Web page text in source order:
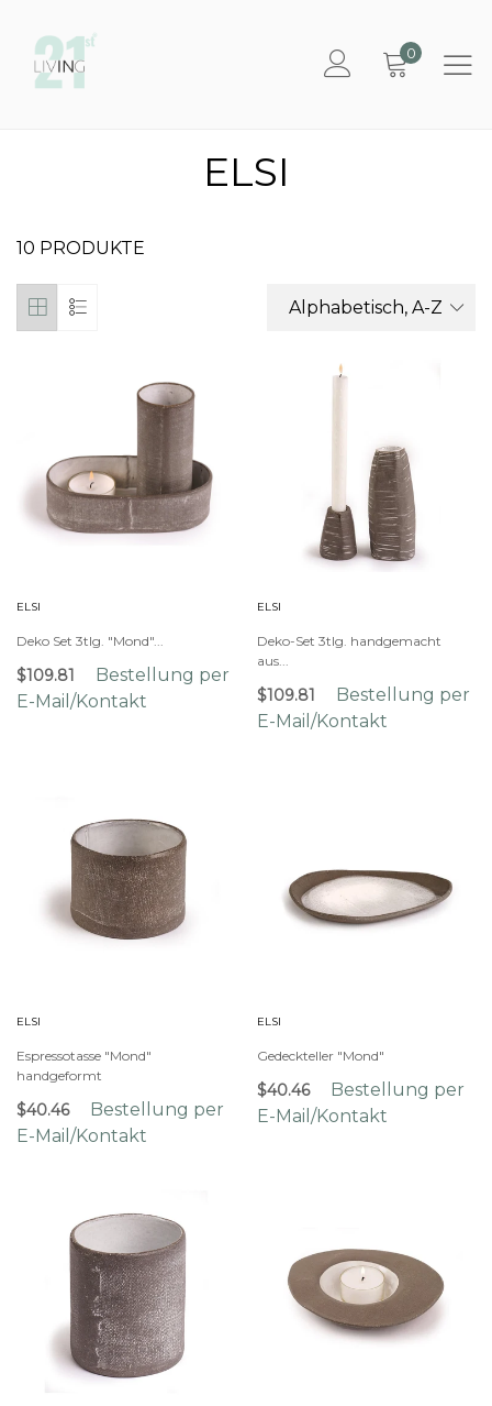
0
ELSI
10 PRODUKTE
Alphabetisch, A-Z
ELSI
Deko Set 3tlg. "Mond"...
$109.81
Bestellung per
E-Mail/Kontakt
ELSI
Deko-Set 3tlg. handgemacht
aus...
$109.81
Bestellung per
E-Mail/Kontakt
ELSI
Espressotasse "Mond"
handgeformt
$40.46
Bestellung per
E-Mail/Kontakt
ELSI
Gedeckteller "Mond"
$40.46
Bestellung per
E-Mail/Kontakt